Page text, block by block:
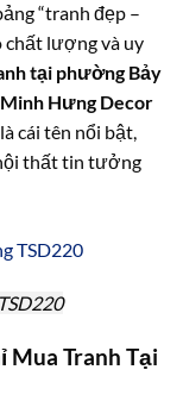
“tranh đẹp –
chất lượng và uy
tại phường Bảy
Minh Hưng Decor
cái tên nổi bật,
thất tin tưởng
Mua Tranh Tại